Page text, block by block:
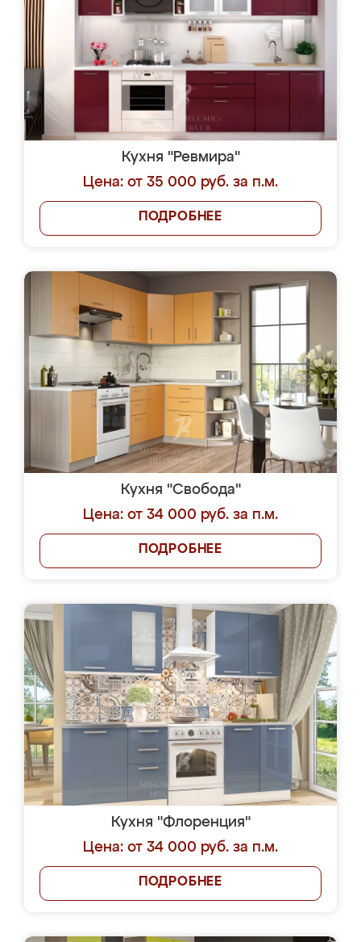
Кухня "Ревмира"
Цена: от 35 000 руб. за п.м.
ПОДРОБНЕЕ
Кухня "Свобода"
Цена: от 34 000 руб. за п.м.
ПОДРОБНЕЕ
Кухня "Флоренция"
Цена: от 34 000 руб. за п.м.
ПОДРОБНЕЕ